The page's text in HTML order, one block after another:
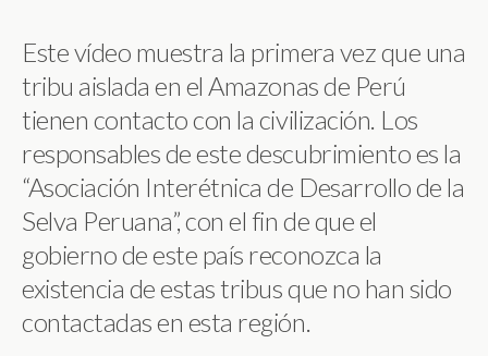
Este vídeo muestra la primera vez que una
tribu aislada en el Amazonas de Perú
tienen contacto con la civilización. Los
responsables de este descubrimiento es la
“Asociación Interétnica de Desarrollo de la
Selva Peruana”, con el fin de que el
gobierno de este país reconozca la
existencia de estas tribus que no han sido
contactadas en esta región.